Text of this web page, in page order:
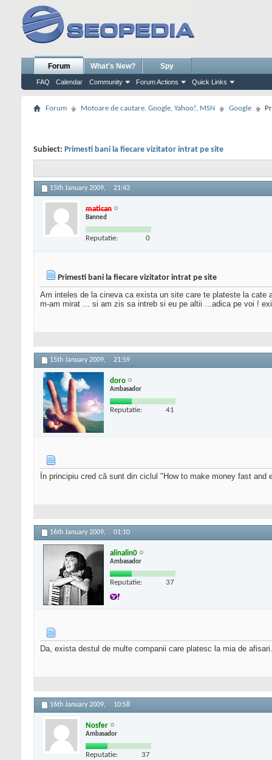
Forum
FAQ Calendar Community Forum Actions Quick Links
What's New? Spy
Forum Motoare de cautare. Google, Yahoo!, MSN Google
Subiect: Primesti bani la fiecare vizitator intrat pe site
15th January 2009, 21:43
matican
Banned
Reputatie: 0
Primesti bani la fiecare vizitator intrat pe site
Am inteles de la cineva ca exista un site care te plateste la cate
m-am mirat ... si am zis sa intreb si eu pe altii ...adica pe voi !
15th January 2009, 21:59
doro
Ambasador
Reputatie: 41
În principiu cred că sunt din ciclul "How to make money fast and
16th January 2009, 01:10
alinalin0
Ambasador
Reputatie: 37
Da, exista destul de multe companii care platesc la mia de
16th January 2009, 10:58
Nosfer
Ambasador
Reputatie: 37